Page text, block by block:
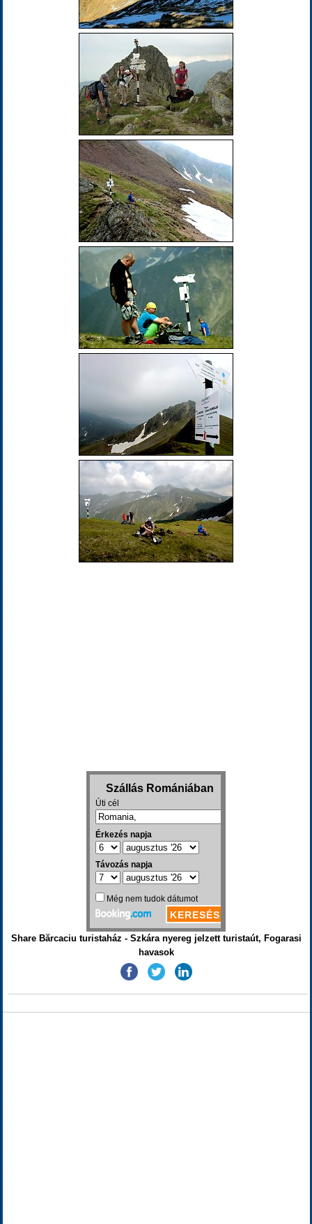
Share Bărcaciu turistaház - Szkára nyereg jelzett turistaút, Fogarasi
havasok